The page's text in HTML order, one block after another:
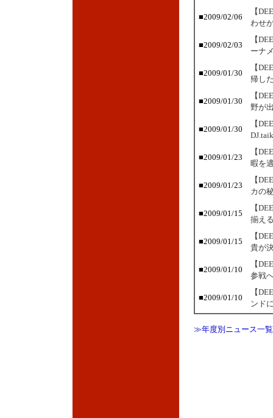
■2009/02/06
【
わせ
■2009/02/03
【
ーナ
■2009/01/30
【
帰し
■2009/01/30
【
野が
■2009/01/30
【
■2009/01/23
【
暇を
■2009/01/23
【
カの
■2009/01/15
【
揃え
■2009/01/15
【
貴が
■2009/01/10
【
参戦
■2009/01/10
【
ンド
≫年度別ニュース一覧